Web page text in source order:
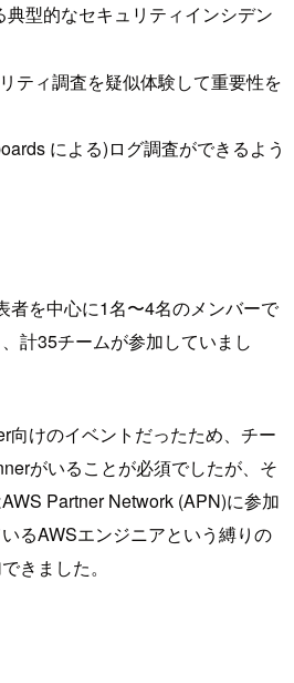
型的なセキュリティインシデン
ティ調査を疑似体験して重要性を
による)ログ調査ができるよう
者を中心に1名〜4名のメンバーで
計35チームが参加していまし
向けのイベントだったため、チー
がいることが必須でしたが、そ
Partner Network (APN)に参加
るAWSエンジニアという縛りの
きました。